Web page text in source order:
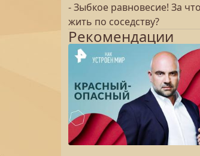
- Зыбкое равновесие! За
жить по соседству?
Рекомендации